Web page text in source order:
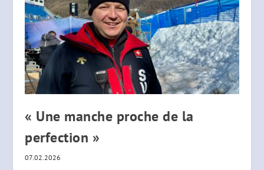
« Une manche proche de la
perfection »
07.02.2026